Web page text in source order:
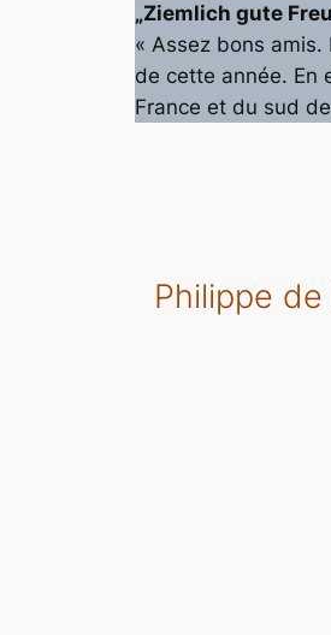
„Ziemlich gute
« Assez bons
de cette année. En
France et du sud de
Philippe